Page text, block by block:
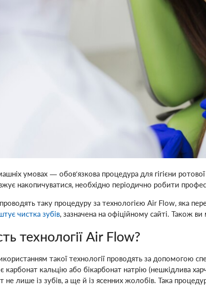
умовах — обов’язкова процедура для гігієни
накопичуватися, необхідно періодично робити
таку процедуру за технологією Air Flow, яка
чистка зубів, зазначена на офіційному сайті. Також
технології Air Flow?
такої технології проводять за допомогою
карбонат кальцію або бікарбонат натрію (нешкідлива
лише із зубів, а ще й із ясенних жолобів. Така